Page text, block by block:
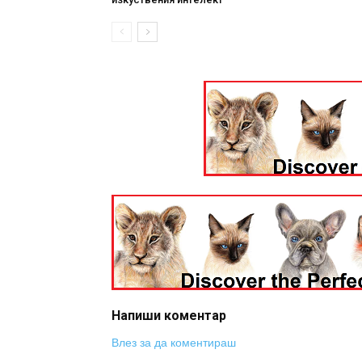
Напиши коментар
Влез за да коментираш